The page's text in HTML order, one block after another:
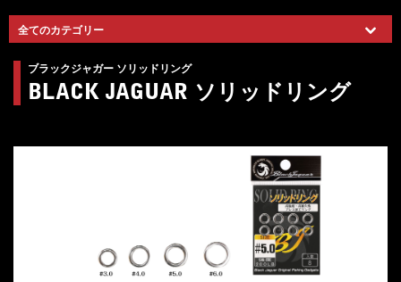
ブラックジャガー ソリッドリング
BLACK JAGUAR ソリッドリング